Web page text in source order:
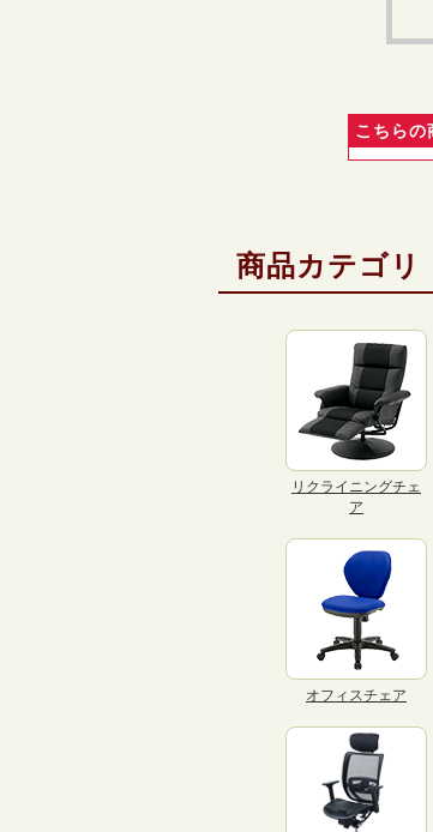
こちらの
商品カテゴリ
リクライニングチェ
ア
オフィスチェア